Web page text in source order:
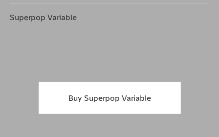
Superpop Variable
Buy Superpop Variable